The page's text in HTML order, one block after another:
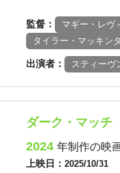
監督： マギー・レヴ
タイラー・マッキン
出演者： スティーヴ
ダーク・マッチ
2024 年制作の映
上映日： 2025/10/31